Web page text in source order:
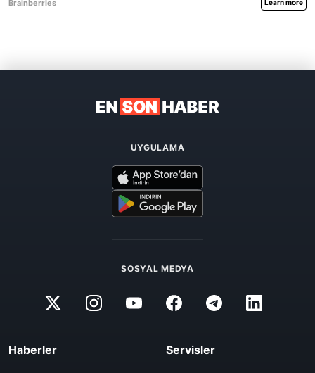
UYGULAMA
SOSYAL MEDYA
Haberler Servisler